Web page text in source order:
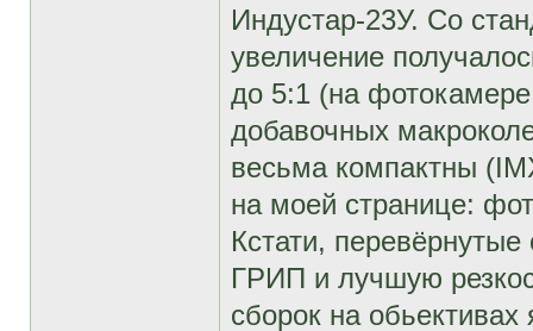
Индустар-23У. Со
увеличение
до 5:1 (на
добавочных
весьма компактны
на моей странице:
Кстати,
ГРИП и лучшую
сборок на